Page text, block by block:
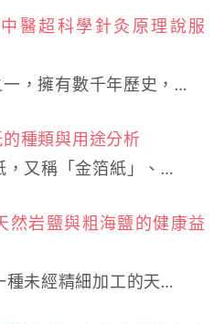
醫超科學針灸原理說服
，擁有數千年歷史，…
種類與用途分析
，又稱「金箔紙」、…
然岩鹽與粗海鹽的健康益
種未經精細加工的天…